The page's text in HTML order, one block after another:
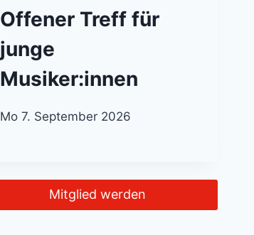
Offener Treff für
junge
Musiker:innen
Mo 7. September 2026
Mitglied werden